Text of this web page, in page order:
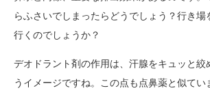
らふさいでしまったらどうでしょう？行き場
行くのでしょうか？
デオドラント剤の作用は、汗腺をキュッと絞
うイメージですね。この点も点鼻薬と似てい